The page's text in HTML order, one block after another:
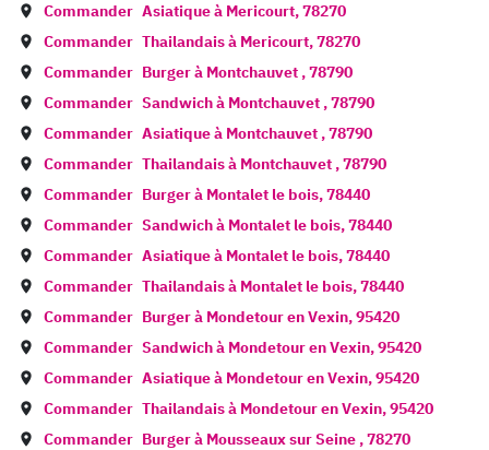
Commander Asiatique à Mericourt,78270
Commander Thailandais à Mericourt,78270
Commander Burger à Montchauvet ,78790
Commander Sandwich à Montchauvet ,78790
Commander Asiatique à Montchauvet ,78790
Commander Thailandais à Montchauvet ,78790
Commander Burger à Montalet le bois,78440
Commander Sandwich à Montalet le bois,78440
Commander Asiatique à Montalet le bois,78440
Commander Thailandais à Montalet le bois,78440
Commander Burger à Mondetour en Vexin,95420
Commander Sandwich à Mondetour en Vexin,95420
Commander Asiatique à Mondetour en Vexin,95420
Commander Thailandais à Mondetour en Vexin,95420
Commander Burger à Mousseaux sur Seine ,78270